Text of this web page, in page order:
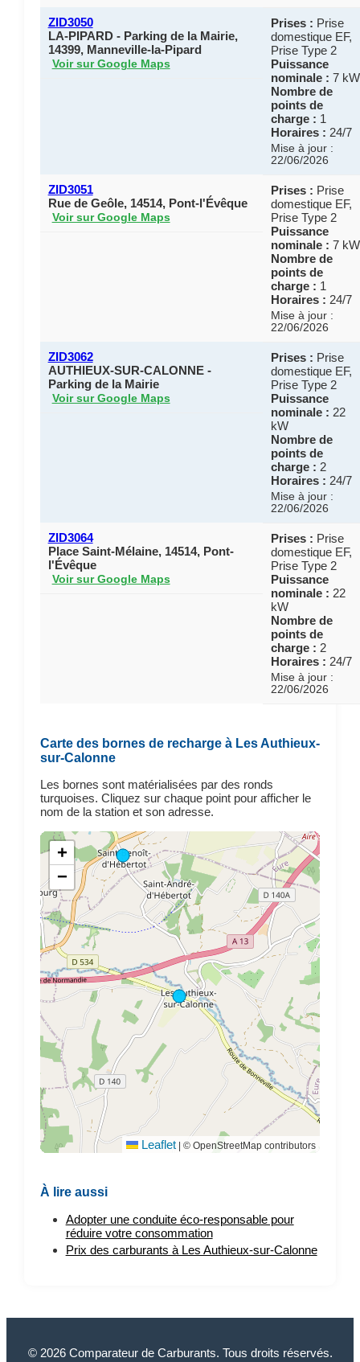
ZID3050
LA-PIPARD - Parking de la Mairie,
14399, Manneville-la-Pipard
Voir sur Google Maps
Prises : Prise
domestique EF,
Prise Type 2
Puissance
nominale : 7 kW
Nombre de
points de
charge : 1
Horaires : 24/7
Mise à jour :
22/06/2026
ZID3051
Rue de Geôle, 14514, Pont-l'Évêque
Voir sur Google Maps
Prises : Prise
domestique EF,
Prise Type 2
Puissance
nominale : 7 kW
Nombre de
points de
charge : 1
Horaires : 24/7
Mise à jour :
22/06/2026
ZID3062
AUTHIEUX-SUR-CALONNE -
Parking de la Mairie
Voir sur Google Maps
Prises : Prise
domestique EF,
Prise Type 2
Puissance
nominale : 22
kW
Nombre de
points de
charge : 2
Horaires : 24/7
Mise à jour :
22/06/2026
ZID3064
Place Saint-Mélaine, 14514, Pont-
l'Évêque
Voir sur Google Maps
Prises : Prise
domestique EF,
Prise Type 2
Puissance
nominale : 22
kW
Nombre de
points de
charge : 2
Horaires : 24/7
Mise à jour :
22/06/2026
Carte des bornes de recharge à Les Authieux-
sur-Calonne
Les bornes sont matérialisées par des ronds
turquoises. Cliquez sur chaque point pour afficher le
nom de la station et son adresse.
+
−
Leaflet | © OpenStreetMap contributors
À lire aussi
Adopter une conduite éco-responsable pour
réduire votre consommation
Prix des carburants à Les Authieux-sur-Calonne
© 2026 Comparateur de Carburants. Tous droits réservés.